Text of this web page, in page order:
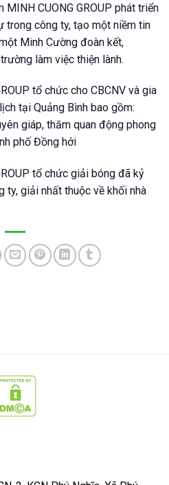
CUONG GROUP phát triển
trong công ty, tạo một niềm tin
Minh Cường đoàn kết,
làm việc thiện lành.
tổ chức cho CBCNV và gia
tại Quảng Bình bao gồm:
giáp, thăm quan động phong
phố Đồng hới
tổ chức giải bóng đã kỷ
ty, giải nhất thuộc về khối nhà